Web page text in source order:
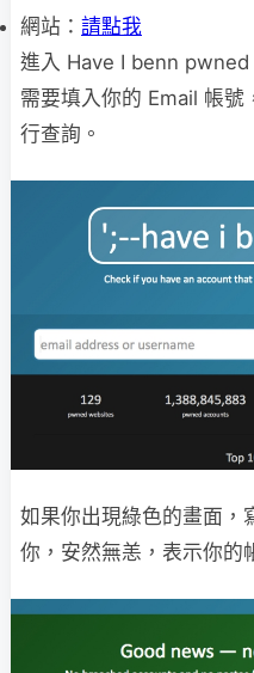
網站： 請點我
進入 Have I benn pwned
需要填入你的 Email 帳
行查詢。
如果你出現綠色的畫面
你，安然無恙，表示你的